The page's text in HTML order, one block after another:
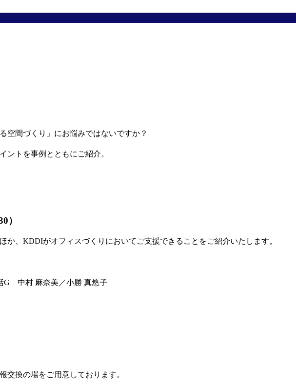
空間づくり」にお悩みではないですか？
ントを事例とともにご紹介。
）
、KDDIがオフィスづくりにおいてご支援できることをご紹介いたします。
G 中村 麻奈美／小勝 真悠子
交換の場をご用意しております。